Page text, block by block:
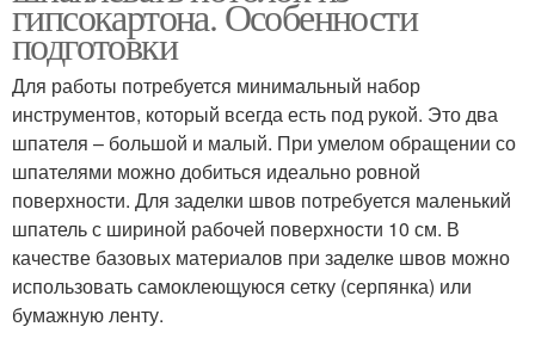
гипсокартона. Особенности
подготовки
Для работы потребуется минимальный набор
инструментов, который всегда есть под рукой. Это два
шпателя – большой и малый. При умелом обращении со
шпателями можно добиться идеально ровной
поверхности. Для заделки швов потребуется маленький
шпатель с шириной рабочей поверхности 10 см. В
качестве базовых материалов при заделке швов можно
использовать самоклеющуюся сетку (серпянка) или
бумажную ленту.